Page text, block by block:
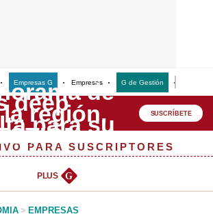
Empresas G Empresas G de Gestión
SUSCRÍBETE
PARA SUSCRIPTORES
PLUS G
> EMPRESAS